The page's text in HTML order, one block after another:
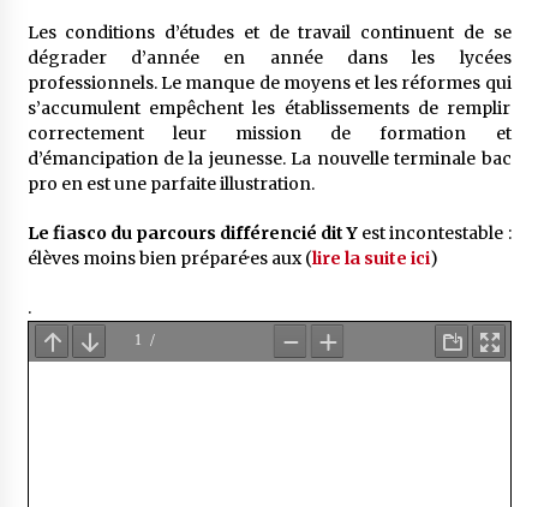
Les conditions d’études et de travail continuent de se
dégrader d’année en année dans les lycées
professionnels. Le manque de moyens et les réformes qui
s’accumulent empêchent les établissements de remplir
correctement leur mission de formation et
d’émancipation de la jeunesse. La nouvelle terminale bac
pro en est une parfaite illustration.
Le fiasco du parcours différencié dit Y est incontestable :
élèves moins bien préparé·es aux (lire la suite ici)
.